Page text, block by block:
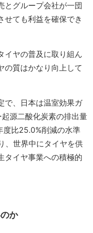
とグループ会社が一団
せても利益を確保でき
イヤの普及に取り組ん
の質はかなり向上して
で、日本は温室効果ガ
源二酸化炭素の排出量
比25.0%削減の水準
、世界中にタイヤを供
タイヤ事業への積極的
か